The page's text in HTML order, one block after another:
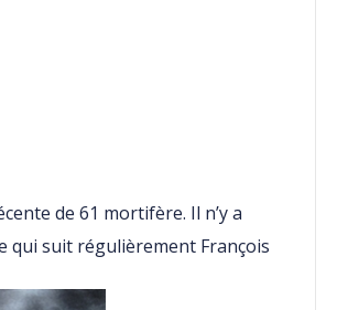
de 61 mortifère. Il n’y a
qui suit régulièrement François